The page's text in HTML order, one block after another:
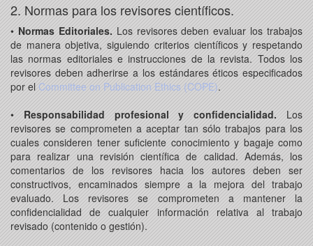
2. Normas para los revisores científicos.
•Normas Editoriales.Los revisores deben evaluar los trabajos
de manera objetiva, siguiendo criterios científicos y respetando
las normas editoriales e instrucciones de la revista. Todos los
revisores deben adherirse a los estándares éticos especificados
por elCommittee on Publication Ethics (COPE).
•Responsabilidad profesional y confidencialidad.Los
revisores se comprometen a aceptar tan sólo trabajos para los
cuales consideren tener suficiente conocimiento y bagaje como
para realizar una revisión científica de calidad. Además, los
comentarios de los revisores hacia los autores deben ser
constructivos, encaminados siempre a la mejora del trabajo
evaluado. Los revisores se comprometen a mantener la
confidencialidad de cualquier información relativa al trabajo
revisado (contenido o gestión).